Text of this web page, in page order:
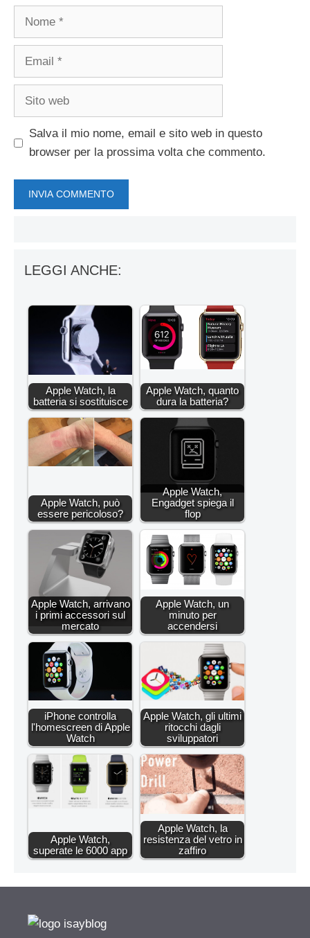
Nome
Email
Sito
Salva il mio nome, email e sito web in questo
browser per la prossima volta che commento.
LEGGI ANCHE:
Apple Watch, la
batteria si sostituisce
Apple Watch, quanto
dura la batteria?
Apple Watch, può
essere pericoloso?
Apple Watch,
Engadget spiega il
flop
Apple Watch, arrivano
i primi accessori sul
mercato
Apple Watch, un
minuto per
accendersi
iPhone controlla
l'homescreen di Apple
Watch
Apple Watch, gli ultimi
ritocchi dagli
sviluppatori
Apple Watch,
superate le 6000 app
Apple Watch, la
resistenza del vetro in
zaffiro